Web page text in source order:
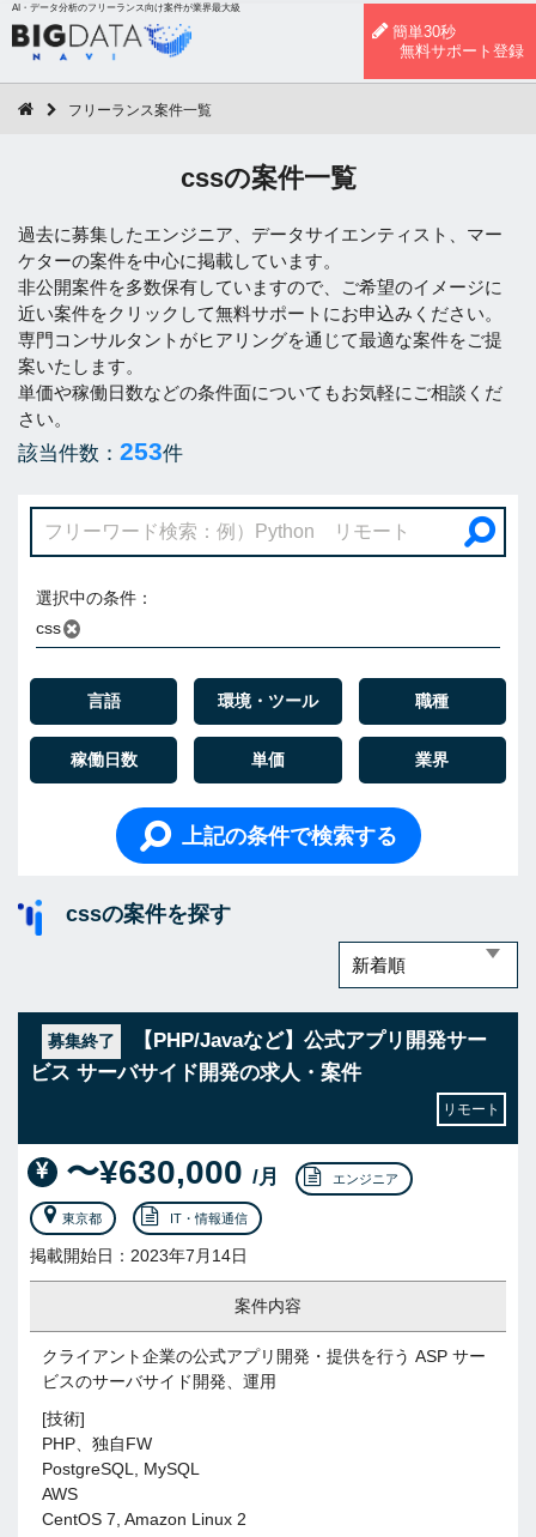
AI・データ分析のフリーランス向け案件が業界最大級
簡単30秒
無料サポート登録
フリーランス案件一覧
cssの案件一覧
過去に募集したエンジニア、データサイエンティスト、マー
ケターの案件を中心に掲載しています。
非公開案件を多数保有していますので、ご希望のイメージに
近い案件をクリックして無料サポートにお申込みください。
専門コンサルタントがヒアリングを通じて最適な案件をご提
案いたします。
単価や稼働日数などの条件面についてもお気軽にご相談くだ
さい。
該当件数： 253件
選択中の条件：
css
言語 環境・ツール 職種
稼働日数 単価 業界
上記の条件で検索する
cssの案件を探す
募集終了
【PHP/Javaなど】公式アプリ開発サー
ビス サーバサイド開発の求人・案件
リモート
〜¥630,000 /月 エンジニア
東京都 IT・情報通信
掲載開始日：2023年7月14日
案件内容
クライアント企業の公式アプリ開発・提供を行う ASP サー
ビスのサーバサイド開発、運用
[技術]
PHP、独自FW
PostgreSQL, MySQL
AWS
CentOS 7, Amazon Linux 2